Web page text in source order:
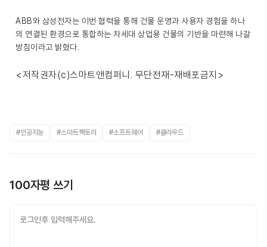
ABB와 삼성전자는 이번 협력을 통해 건물 운영과 사용자 경험을 하나
의 연결된 환경으로 통합하는 차세대 상업용 건물의 기반을 마련해 나갈
방침이라고 밝혔다.
<저작권자(c)스마트앤컴퍼니. 무단전재-재배포금지>
#인공지능 #스마트팩토리 #소프트웨어 #클라우드
100자평 쓰기